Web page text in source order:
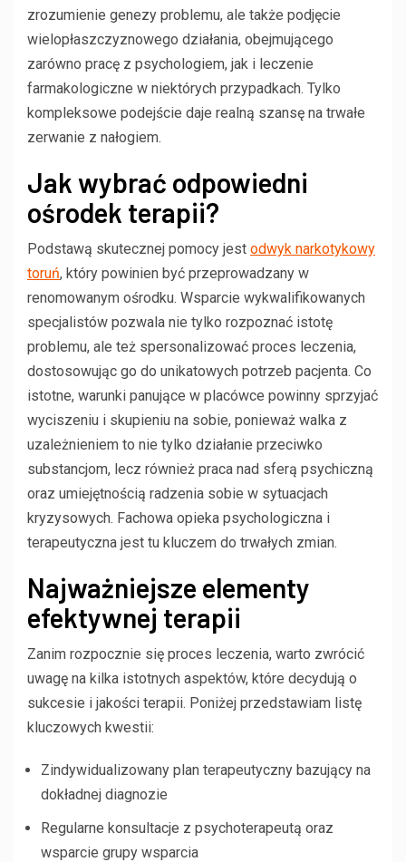
zrozumienie genezy problemu, ale także podjęcie
wielopłaszczyznowego działania, obejmującego
zarówno pracę z psychologiem, jak i leczenie
farmakologiczne w niektórych przypadkach. Tylko
kompleksowe podejście daje realną szansę na trwałe
zerwanie z nałogiem.
Jak wybrać odpowiedni
ośrodek terapii?
Podstawą skutecznej pomocy jest odwyk narkotykowy
toruń, który powinien być przeprowadzany w
renomowanym ośrodku. Wsparcie wykwalifikowanych
specjalistów pozwala nie tylko rozpoznać istotę
problemu, ale też spersonalizować proces leczenia,
dostosowując go do unikatowych potrzeb pacjenta. Co
istotne, warunki panujące w placówce powinny sprzyjać
wyciszeniu i skupieniu na sobie, ponieważ walka z
uzależnieniem to nie tylko działanie przeciwko
substancjom, lecz również praca nad sferą psychiczną
oraz umiejętnością radzenia sobie w sytuacjach
kryzysowych. Fachowa opieka psychologiczna i
terapeutyczna jest tu kluczem do trwałych zmian.
Najważniejsze elementy
efektywnej terapii
Zanim rozpocznie się proces leczenia, warto zwrócić
uwagę na kilka istotnych aspektów, które decydują o
sukcesie i jakości terapii. Poniżej przedstawiam listę
kluczowych kwestii:
Zindywidualizowany plan terapeutyczny bazujący na
dokładnej diagnozie
Regularne konsultacje z psychoterapeutą oraz
wsparcie grupy wsparcia